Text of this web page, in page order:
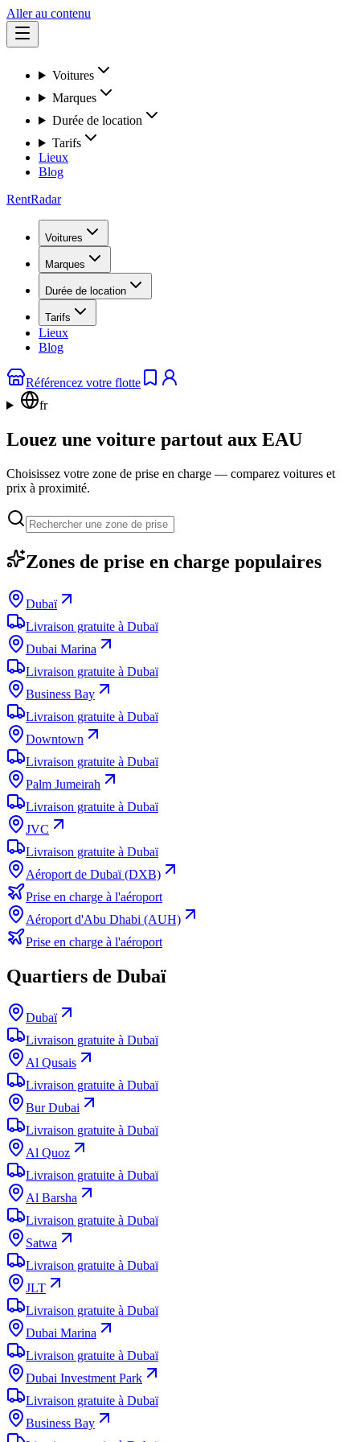
Aller au contenu
Voitures
Marques
Durée de location
Tarifs
Lieux
Blog
RentRadar
Voitures
Marques
Durée de location
Tarifs
Lieux
Blog
Référencez votre flotte
fr
Louez une voiture partout aux EAU
Choisissez votre zone de prise en charge — comparez voitures et
prix à proximité.
Zones de prise en charge populaires
Dubaï
Livraison gratuite à Dubaï
Dubai Marina
Livraison gratuite à Dubaï
Business Bay
Livraison gratuite à Dubaï
Downtown
Livraison gratuite à Dubaï
Palm Jumeirah
Livraison gratuite à Dubaï
JVC
Livraison gratuite à Dubaï
Aéroport de Dubaï (DXB)
Prise en charge à l'aéroport
Aéroport d'Abu Dhabi (AUH)
Prise en charge à l'aéroport
Quartiers de Dubaï
Dubaï
Livraison gratuite à Dubaï
Al Qusais
Livraison gratuite à Dubaï
Bur Dubai
Livraison gratuite à Dubaï
Al Quoz
Livraison gratuite à Dubaï
Al Barsha
Livraison gratuite à Dubaï
Satwa
Livraison gratuite à Dubaï
JLT
Livraison gratuite à Dubaï
Dubai Marina
Livraison gratuite à Dubaï
Dubai Investment Park
Livraison gratuite à Dubaï
Business Bay